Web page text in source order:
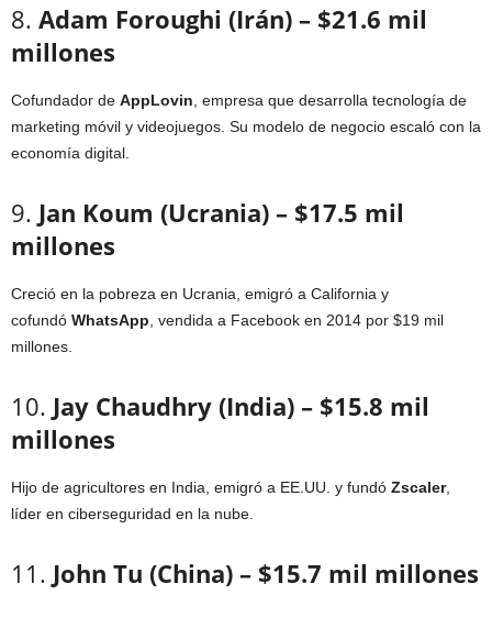
8. Adam Foroughi (Irán) – $21.6 mil
millones
Cofundador de AppLovin , empresa que desarrolla tecnología de
marketing móvil y videojuegos. Su modelo de negocio escaló con la
economía digital.
9. Jan Koum (Ucrania) – $17.5 mil
millones
Creció en la pobreza en Ucrania, emigró a California y
cofundó WhatsApp , vendida a Facebook en 2014 por $19 mil
millones.
10. Jay Chaudhry (India) – $15.8 mil
millones
Hijo de agricultores en India, emigró a EE.UU. y fundó Zscaler,
líder en ciberseguridad en la nube.
11. John Tu (China) – $15.7 mil millones